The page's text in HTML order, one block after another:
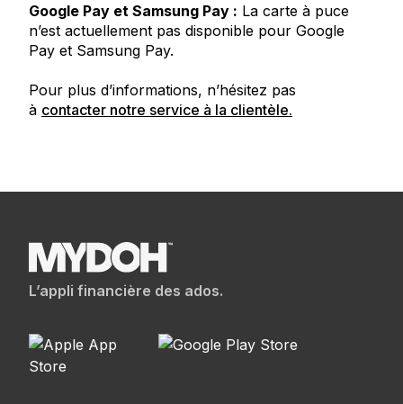
Google Pay et Samsung Pay : La carte à puce
n’est actuellement pas disponible pour Google
Pay et Samsung Pay.
Pour plus d’informations, n’hésitez pas
à contacter notre service à la clientèle.
L’appli financière des ados.